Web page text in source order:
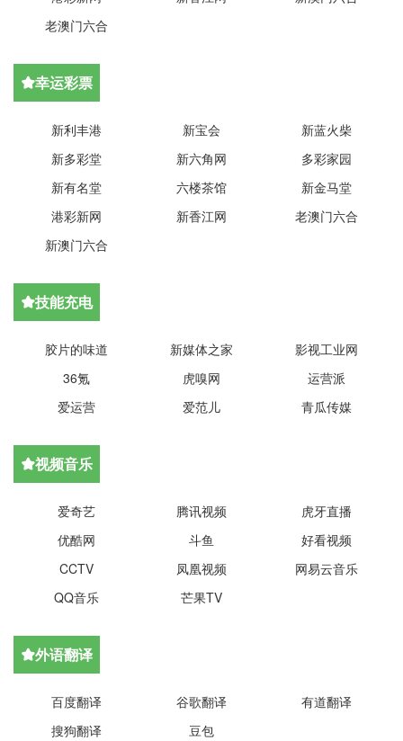
老澳门六合
幸运彩票
新利丰港 新宝会
新蓝火柴
新多彩堂
新六角网
多彩家园
新有名堂
六楼茶馆
新金马堂
港彩新网
新香江网
老澳门六合
新澳门六合
技能充电
胶片的味道 新媒体之家
影视工业网
36氪
虎嗅网
运营派
爱运营
爱范儿 青瓜传媒
视频音乐
爱奇艺 腾讯视频
虎牙直播
优酷网
斗鱼
好看视频
CCTV
凤凰视频
网易云音乐
QQ音乐
芒果TV
外语翻译
百度翻译 谷歌翻译
有道翻译
搜狗翻译
豆包